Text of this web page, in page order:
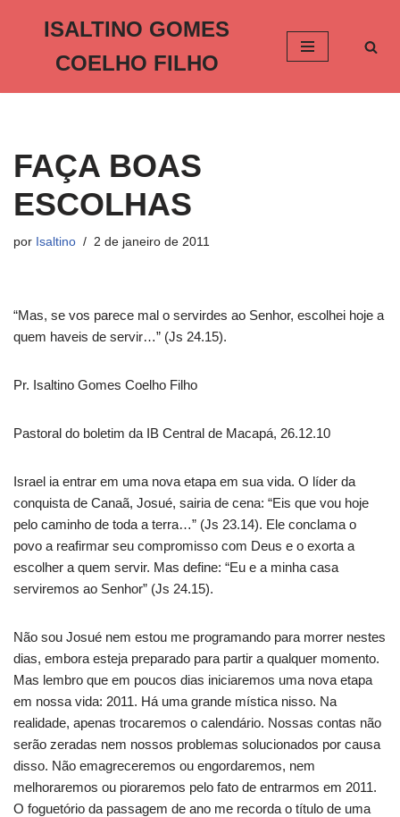
o
ISALTINO GOMES
COELHO FILHO
FAÇA BOAS
ESCOLHAS
por Isaltino 2 de janeiro de 2011
“Mas, se vos parece mal o servirdes ao Senhor, escolhei hoje a
quem haveis de servir…” (Js 24.15).
Pr. Isaltino Gomes Coelho Filho
Pastoral do boletim da IB Central de Macapá, 26.12.10
Israel ia entrar em uma nova etapa em sua vida. O líder da
conquista de Canaã, Josué, sairia de cena: “Eis que vou hoje
pelo caminho de toda a terra…” (Js 23.14). Ele conclama o
povo a reafirmar seu compromisso com Deus e o exorta a
escolher a quem servir. Mas define: “Eu e a minha casa
serviremos ao Senhor” (Js 24.15).
Não sou Josué nem estou me programando para morrer nestes
dias, embora esteja preparado para partir a qualquer momento.
Mas lembro que em poucos dias iniciaremos uma nova etapa
em nossa vida: 2011. Há uma grande mística nisso. Na
realidade, apenas trocaremos o calendário. Nossas contas não
serão zeradas nem nossos problemas solucionados por causa
disso. Não emagreceremos ou engordaremos, nem
melhoraremos ou pioraremos pelo fato de entrarmos em 2011.
O foguetório da passagem de ano me recorda o título de uma